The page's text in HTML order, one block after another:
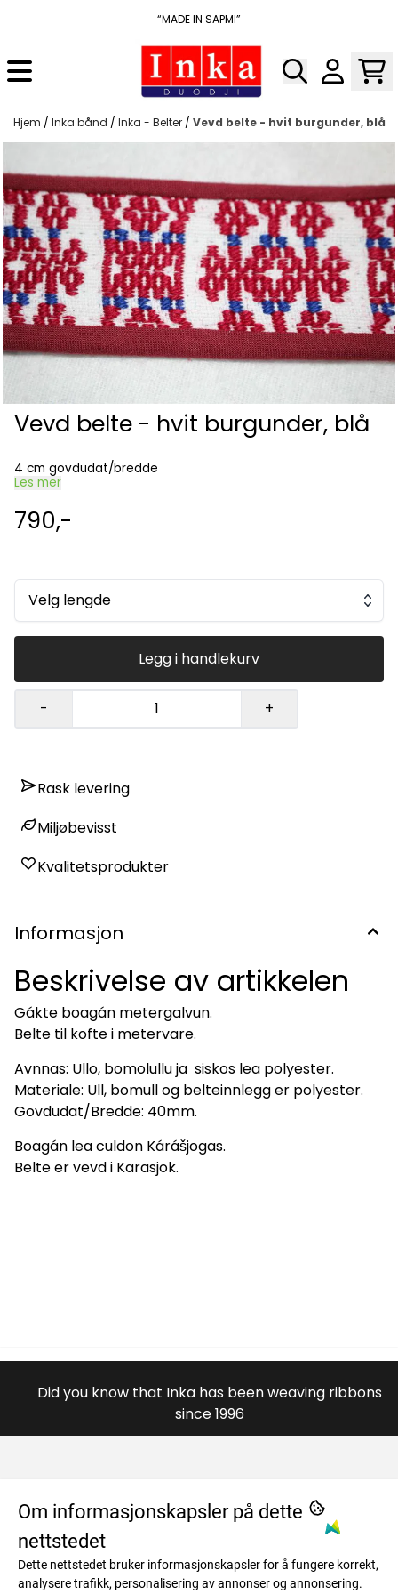
“MADE IN SAPMI”
Hjem / Inka bånd / Inka - Belter / Vevd belte - hvit burgunder, blå
Vevd belte - hvit burgunder, blå
4 cm govdudat/bredde
Les mer
790,-
Velg lengde
Legg i handlekurv
- +
Rask levering
Miljøbevisst
Kvalitetsprodukter
Informasjon
Beskrivelse av artikkelen
Gákte boagán metergalvun.
Belte til kofte i metervare.
Avnnas: Ullo, bomolullu ja siskos lea polyester.
Materiale: Ull, bomull og belteinnlegg er polyester.
Govdudat/Bredde: 40mm.
Boagán lea culdon Kárášjogas.
Belte er vevd i Karasjok.
Did you know that Inka has been weaving ribbons
since 1996
OM OSS
984996446
Savkadasmadii 17
MENY
Om oss
Om informasjonskapsler på dette
nettstedet
Dette nettstedet bruker informasjonskapsler for å fungere korrekt,
analysere trafikk, personalisering av annonser og annonsering.